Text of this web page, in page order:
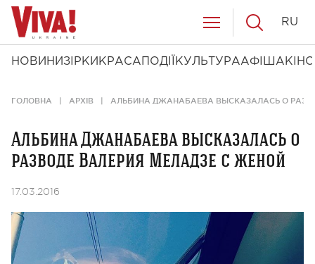
НОВИНИ ЗІРКИ КРАСА ПОДІЇ КУЛЬТУРААФІША КІНО
RU
ГОЛОВНА АРХІВ АЛЬБИНА ДЖАНАБАЕВА ВЫСКАЗАЛАСЬ О
Альбина Джанабаева высказалась о
разводе Валерия Меладзе с женой
17.03.2016